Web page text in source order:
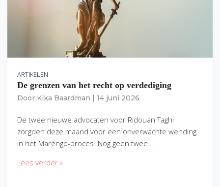
ARTIKELEN
De grenzen van het recht op verdediging
Door Kika Baardman 14 juni 2026
De twee nieuwe advocaten voor Ridouan Taghi
zorgden deze maand voor een onverwachte wending
in het Marengo-proces. Nog geen twee…
Lees verder »